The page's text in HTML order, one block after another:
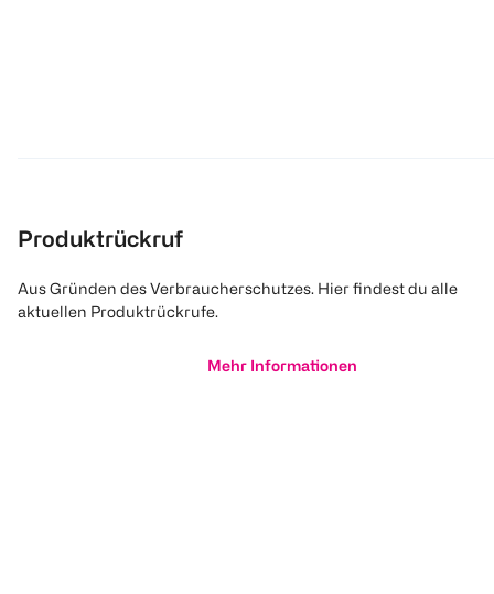
Produktrückruf
Aus Gründen des Verbraucherschutzes. Hier findest du alle
aktuellen Produktrückrufe.
Mehr Informationen